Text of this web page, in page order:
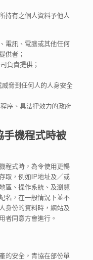
持有之個人資料予他人
訊、電腦或其他任何
供者；
責提供；
脅到任何人的人身安全
、具法律效力的政府
手機程式時被
程式時，為令使用更暢
取，例如IP地址及／或
區、操作系統、及瀏覽
名，在一般情況下並不
身份的資料時，網站及
者同意方會進行。
的安全，青協在部份單